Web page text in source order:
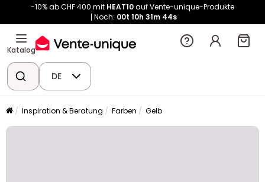
-10% ab CHF 400 mit HEAT10auf Vente-unique-Produkte
Noch: 00t 10h 31m 44s
Katalog
DE
Inspiration & Beratung Farben Gelb